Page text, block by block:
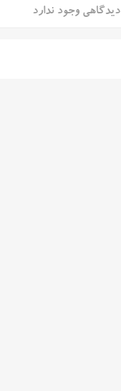
دیدگاهی وجود ندارد